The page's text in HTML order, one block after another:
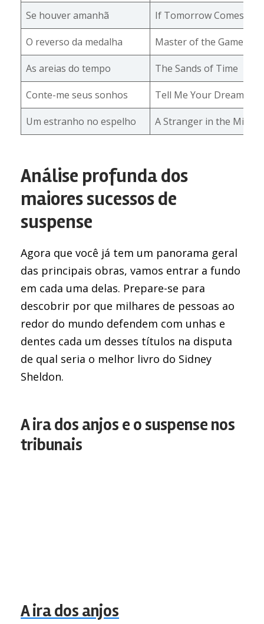
Se houver amanhã If Tomorrow Comes
O reverso da medalha Master of the Game
As areias do tempo The Sands of Time
Conte-me seus sonhos Tell Me Your Dreams
Um estranho no espelho A Stranger in the Mirror
Análise profunda dos
maiores sucessos de
suspense
Agora que você já tem um panorama geral
das principais obras, vamos entrar a fundo
em cada uma delas. Prepare-se para
descobrir por que milhares de pessoas ao
redor do mundo defendem com unhas e
dentes cada um desses títulos na disputa
de qual seria o melhor livro do Sidney
Sheldon.
A ira dos anjos e o suspense nos
tribunais
A ira dos anjos